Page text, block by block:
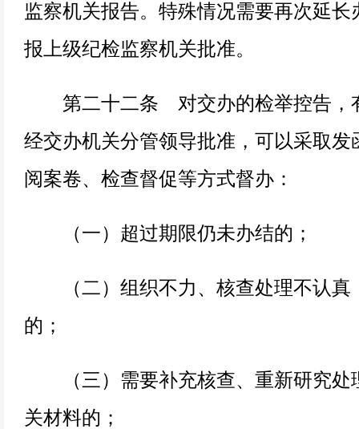
监察机关报告。特殊情况需要再次延长
报上级纪检监察机关批准。
第二十二条 对交办的检举控告，
经交办机关分管领导批准，可以采取发
阅案卷、检查督促等方式督办：
（一）超过期限仍未办结的；
（二）组织不力、核查处理不认真
的；
（三）需要补充核查、重新研究处
关材料的；